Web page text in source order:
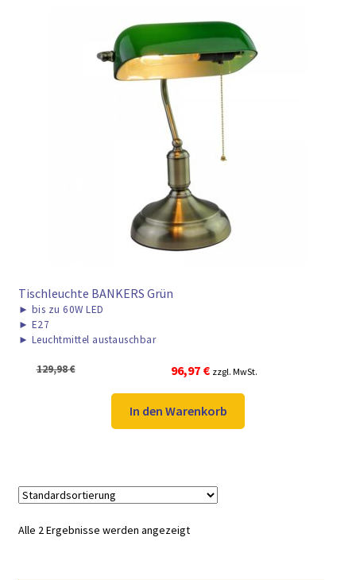
Tischleuchte BANKERS Grün
► bis zu 60W LED
► E27
► Leuchtmittel austauschbar
129,98€
Ursprünglicher
Preis
war:
129,98 €
96,97 €Aktueller
Preis
ist:
96,97 €.
zzgl. MwSt.
In den Warenkorb
Alle 2 Ergebnisse werden angezeigt